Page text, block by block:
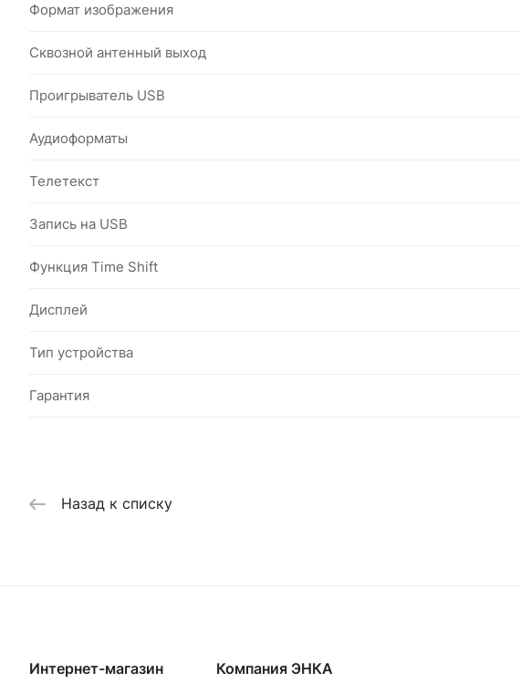
Формат изображения
Сквозной антенный выход
Проигрыватель USB
Аудиоформаты
Телетекст
Запись на USB
Функция Time Shift
Дисплей
Тип устройства
Гарантия
Назад к списку
Интернет-магазин Компания ЭНКА